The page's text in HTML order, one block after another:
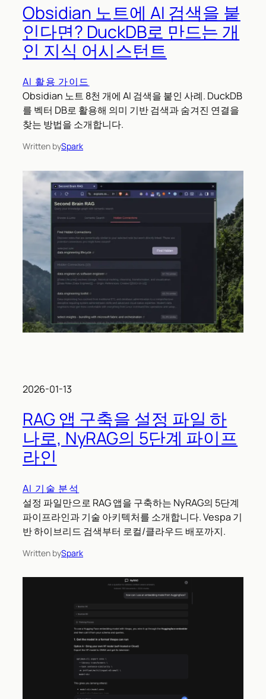
Obsidian 노트에 AI 검색을 붙
인다면? DuckDB로 만드는 개
인 지식 어시스턴트
AI 활용 가이드
Obsidian 노트 8천 개에 AI 검색을 붙인 사례. DuckDB
를 벡터 DB로 활용해 의미 기반 검색과 숨겨진 연결을
찾는 방법을 소개합니다.
Written bySpark
2026-01-13
RAG 앱 구축을 설정 파일 하
나로, NyRAG의 5단계 파이프
라인
AI 기술 분석
설정 파일만으로 RAG 앱을 구축하는 NyRAG의 5단계
파이프라인과 기술 아키텍처를 소개합니다. Vespa 기
반 하이브리드 검색부터 로컬/클라우드 배포까지.
Written bySpark